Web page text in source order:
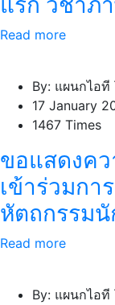
Read more
By: แผนกไอที
17 January
1467 Times
ขอแสดงค
เข้าร่วมกา
หัตถกรรมนั
Read more
By: แผนกไอที